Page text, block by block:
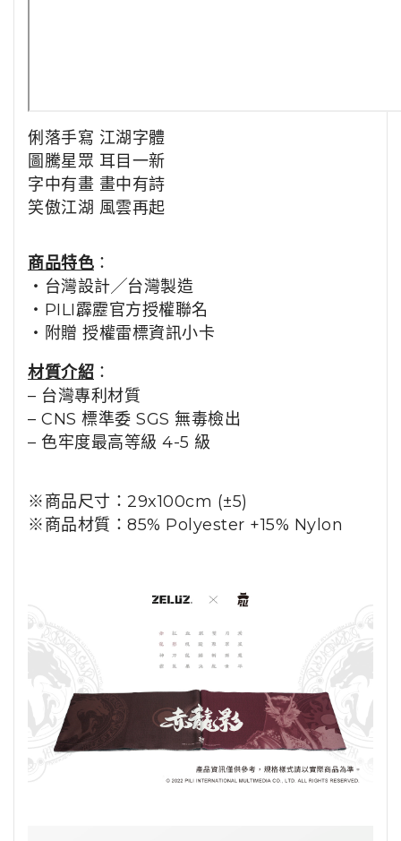
俐落手寫 江湖字體
圖騰星眾 耳目一新
字中有畫 畫中有詩
笑傲江湖 風雲再起
商品特色 ：
・台灣設計╱台灣製造
・PILI霹靂官方授權聯名
・ 附贈 授權雷標資訊小卡
材質介紹 ：
– 台灣專利材質
– CNS 標準委 SGS 無毒檢出
– 色牢度最高等級 4-5 級
※商品尺寸：29x100cm (±5)
※商品材質：85% Polyester +15% Nylon